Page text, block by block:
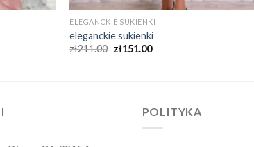
ELEGANCKIE SUKIENKI
eleganckie sukienki
zł211.00 zł151.00
POLITYKA